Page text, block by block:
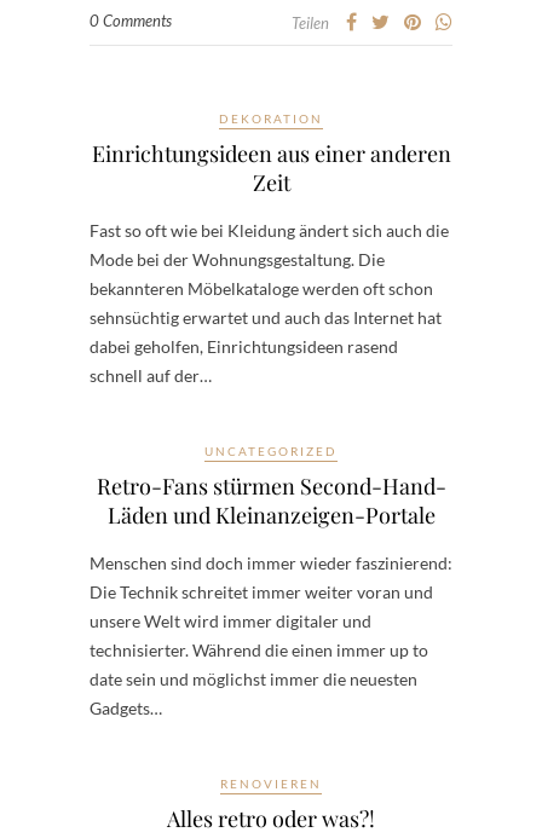
0 Comments Teilen
DEKORATION
Einrichtungsideen aus einer anderen
Zeit
Fast so oft wie bei Kleidung ändert sich auch die
Mode bei der Wohnungsgestaltung. Die
bekannteren Möbelkataloge werden oft schon
sehnsüchtig erwartet und auch das Internet hat
dabei geholfen, Einrichtungsideen rasend
schnell auf der…
UNCATEGORIZED
Retro-Fans stürmen Second-Hand-
Läden und Kleinanzeigen-Portale
Menschen sind doch immer wieder faszinierend:
Die Technik schreitet immer weiter voran und
unsere Welt wird immer digitaler und
technisierter. Während die einen immer up to
date sein und möglichst immer die neuesten
Gadgets…
RENOVIEREN
Alles retro oder was?!